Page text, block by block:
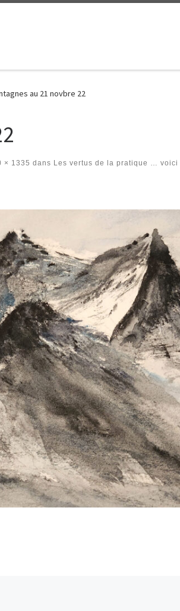
au 21 novbre 22
× 1335 dans Les vertus de la pratique …